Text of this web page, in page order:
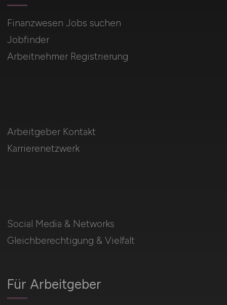
Finanzwesen Jobs suchen
Jobfinder
Arbeitnehmer Registrierung
Social Media & Networks
Gleichberechtigung & Vielfalt
Für Arbeitgeber
Arbeitgeber Kontakt
Karrierenetzwerk